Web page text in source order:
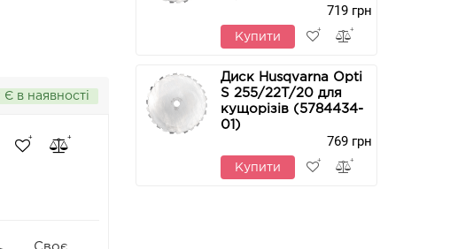
Є в наявності
719 грн
Купити
Диск Husqvarna Opti
S 255/22T/20 для
кущорізів (5784434-
01)
769 грн
Купити